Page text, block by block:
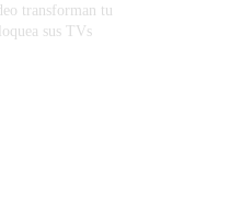
transforman tu
sus TVs